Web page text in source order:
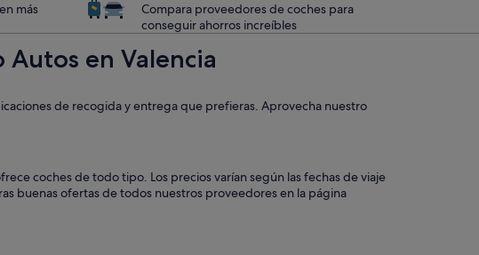
más
Compara proveedores de coches para
conseguir ahorros increíbles
Autos en Valencia
de recogida y entrega que prefieras. Aprovecha nuestro
coches de todo tipo. Los precios varían según las fechas de viaje
buenas ofertas de todos nuestros proveedores en la página